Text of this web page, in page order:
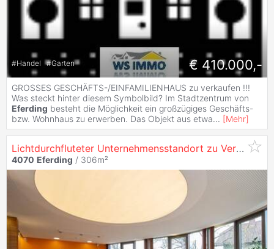
#Handel #Garten € 410.000,-
GROSSES GESCHÄFTS-/EINFAMILIENHAUS zu verkaufen !!!
Was steckt hinter diesem Symbolbild? Im Stadtzentrum von
Eferding besteht die Möglichkeit ein großzügiges Geschäfts-
bzw. Wohnhaus zu erwerben. Das Objekt aus etwa... [Mehr]
Lichtdurchfluteter Unternehmensstandort zu Vermieten
4070 Eferding / 306m²